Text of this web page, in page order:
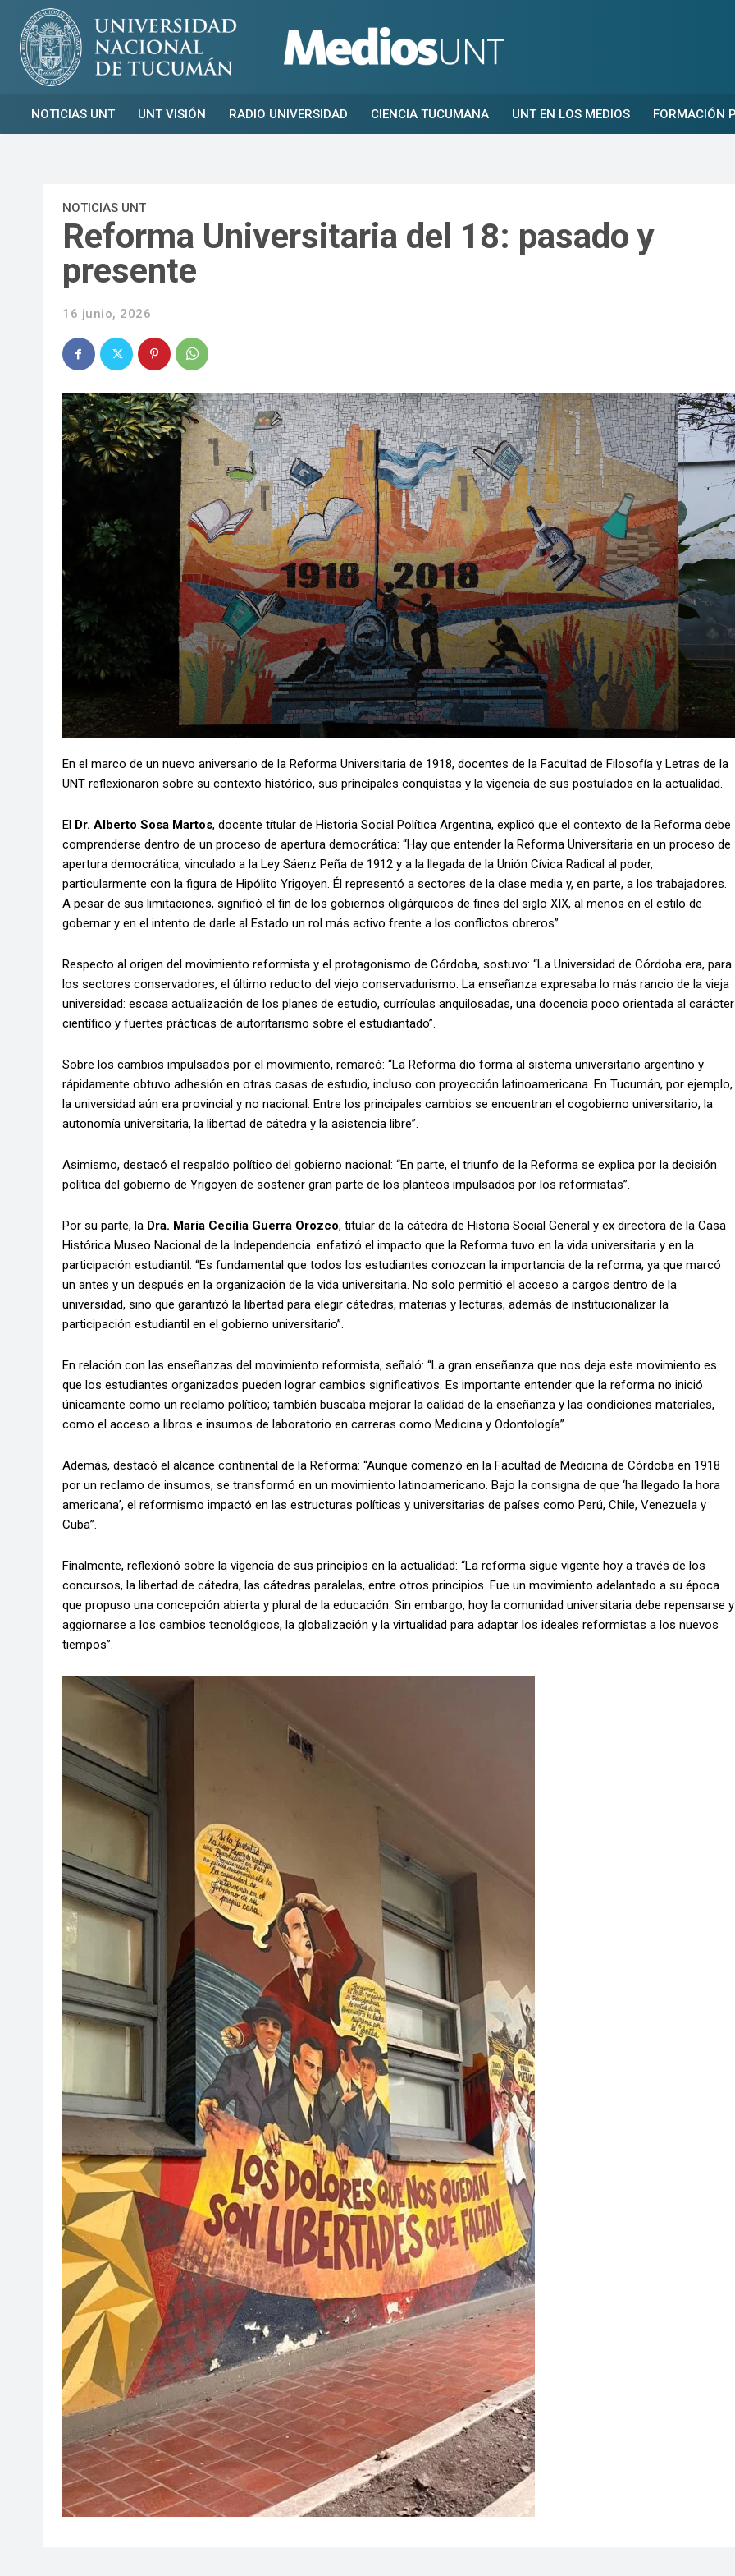
NOTICIAS UNT UNT VISIÓN RADIO UNIVERSIDAD CIENCIA TUCUMANA UNT EN LOS MEDIOS FORMACIÓN
NOTICIAS UNT
Reforma Universitaria del 18: pasado y
presente
16 junio, 2026
En el marco de un nuevo aniversario de la Reforma Universitaria de 1918, docentes de la Facultad de Filosofía y Letras de la
UNT reflexionaron sobre su contexto histórico, sus principales conquistas y la vigencia de sus postulados en la actualidad.
El Dr. Alberto Sosa Martos, docente títular de Historia Social Política Argentina, explicó que el contexto de la Reforma debe
comprenderse dentro de un proceso de apertura democrática: “Hay que entender la Reforma Universitaria en un proceso de
apertura democrática, vinculado a la Ley Sáenz Peña de 1912 y a la llegada de la Unión Cívica Radical al poder,
particularmente con la figura de Hipólito Yrigoyen. Él representó a sectores de la clase media y, en parte, a los trabajadores.
A pesar de sus limitaciones, significó el fin de los gobiernos oligárquicos de fines del siglo XIX, al menos en el estilo de
gobernar y en el intento de darle al Estado un rol más activo frente a los conflictos obreros”.
Respecto al origen del movimiento reformista y el protagonismo de Córdoba, sostuvo: “La Universidad de Córdoba era, para
los sectores conservadores, el último reducto del viejo conservadurismo. La enseñanza expresaba lo más rancio de la vieja
universidad: escasa actualización de los planes de estudio, currículas anquilosadas, una docencia poco orientada al carácter
científico y fuertes prácticas de autoritarismo sobre el estudiantado”.
Sobre los cambios impulsados por el movimiento, remarcó: “La Reforma dio forma al sistema universitario argentino y
rápidamente obtuvo adhesión en otras casas de estudio, incluso con proyección latinoamericana. En Tucumán, por ejemplo,
la universidad aún era provincial y no nacional. Entre los principales cambios se encuentran el cogobierno universitario, la
autonomía universitaria, la libertad de cátedra y la asistencia libre”.
Asimismo, destacó el respaldo político del gobierno nacional: “En parte, el triunfo de la Reforma se explica por la decisión
política del gobierno de Yrigoyen de sostener gran parte de los planteos impulsados por los reformistas”.
Por su parte, la Dra. María Cecilia Guerra Orozco, titular de la cátedra de Historia Social General y ex directora de la Casa
Histórica Museo Nacional de la Independencia. enfatizó el impacto que la Reforma tuvo en la vida universitaria y en la
participación estudiantil: “Es fundamental que todos los estudiantes conozcan la importancia de la reforma, ya que marcó
un antes y un después en la organización de la vida universitaria. No solo permitió el acceso a cargos dentro de la
universidad, sino que garantizó la libertad para elegir cátedras, materias y lecturas, además de institucionalizar la
participación estudiantil en el gobierno universitario”.
En relación con las enseñanzas del movimiento reformista, señaló: “La gran enseñanza que nos deja este movimiento es
que los estudiantes organizados pueden lograr cambios significativos. Es importante entender que la reforma no inició
únicamente como un reclamo político; también buscaba mejorar la calidad de la enseñanza y las condiciones materiales,
como el acceso a libros e insumos de laboratorio en carreras como Medicina y Odontología”.
Además, destacó el alcance continental de la Reforma: “Aunque comenzó en la Facultad de Medicina de Córdoba en 1918
por un reclamo de insumos, se transformó en un movimiento latinoamericano. Bajo la consigna de que ‘ha llegado la hora
americana’, el reformismo impactó en las estructuras políticas y universitarias de países como Perú, Chile, Venezuela y
Cuba”.
Finalmente, reflexionó sobre la vigencia de sus principios en la actualidad: “La reforma sigue vigente hoy a través de los
concursos, la libertad de cátedra, las cátedras paralelas, entre otros principios. Fue un movimiento adelantado a su época
que propuso una concepción abierta y plural de la educación. Sin embargo, hoy la comunidad universitaria debe repensarse y
aggiornarse a los cambios tecnológicos, la globalización y la virtualidad para adaptar los ideales reformistas a los nuevos
tiempos”.